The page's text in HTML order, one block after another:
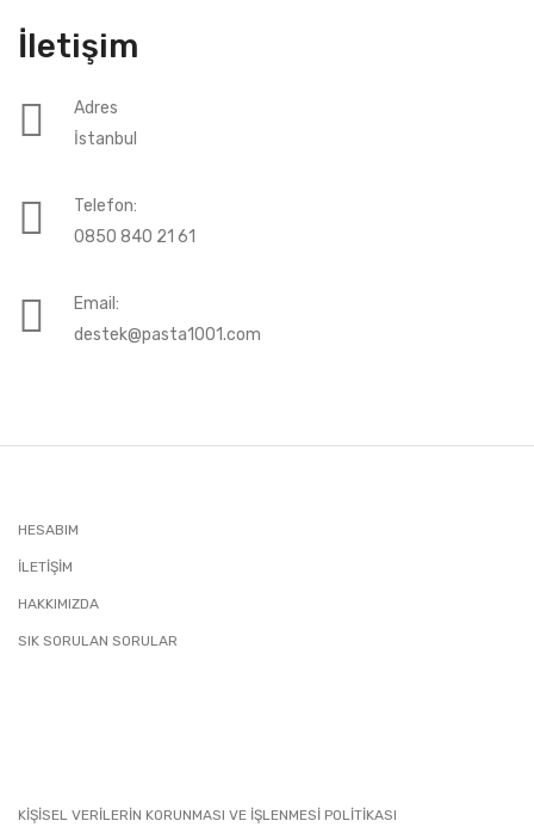
İletişim
Adres
İstanbul
Telefon:
0850 840 21 61
Email:
destek@pasta1001.com
HESABIM
İLETIŞIM
HAKKIMIZDA
SIK SORULAN SORULAR
KİŞİSEL VERİLERİN KORUNMASI VE İŞLENMESİ POLİTİKASI